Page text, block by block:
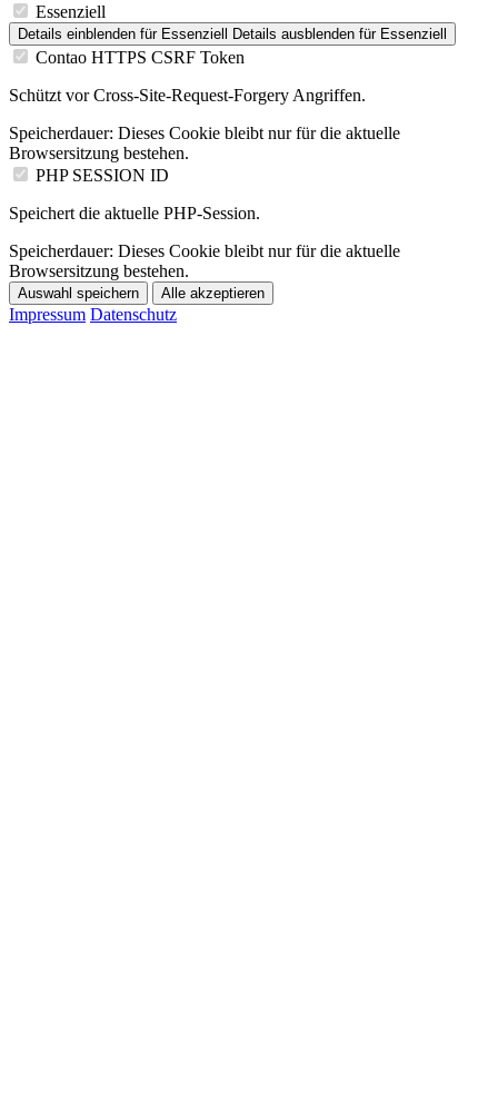
Essenziell
Details einblenden für Essenziell Details ausblenden für Essenziell
Contao HTTPS CSRF Token
Schützt vor Cross-Site-Request-Forgery Angriffen.
Speicherdauer: Dieses Cookie bleibt nur für die aktuelle
Browsersitzung bestehen.
PHP SESSION ID
Speichert die aktuelle PHP-Session.
Speicherdauer: Dieses Cookie bleibt nur für die aktuelle
Browsersitzung bestehen.
Auswahl speichern Alle akzeptieren
Impressum Datenschutz